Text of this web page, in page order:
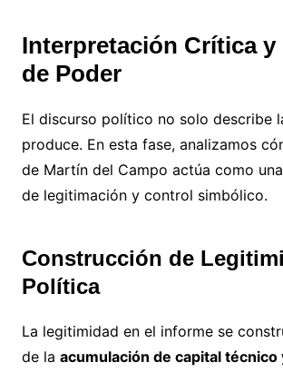
Interpretación Crítica y
de Poder
El discurso político no solo describe
produce. En esta fase, analizamos
de Martín del Campo actúa como
de legitimación y control simbólico.
Construcción de
Política
La legitimidad en el informe se
de la acumulación de capital técnico